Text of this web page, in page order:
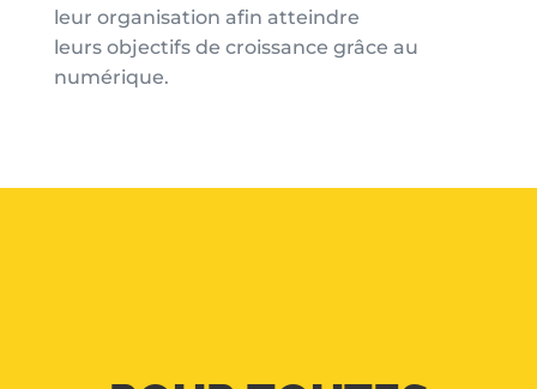
leur organisation afin atteindre
leurs objectifs de croissance grâce au
numérique.